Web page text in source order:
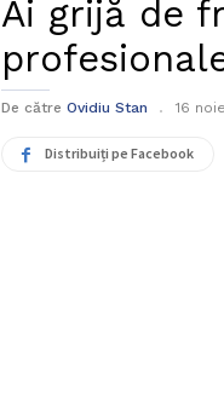
Ai grijă de
De către Ovidiu Stan 16
Distribuiți pe Facebook